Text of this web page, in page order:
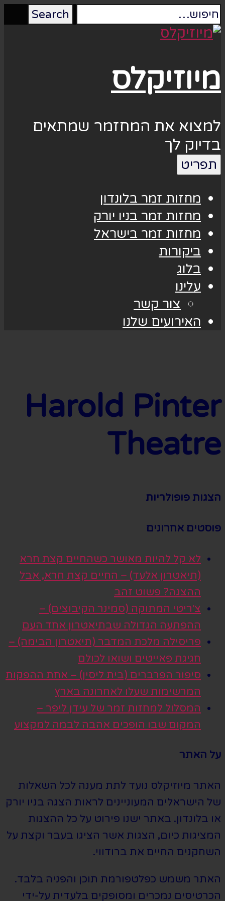
מיוזיקלס
למצוא את המחזמר שמתאים
בדיוק לך
תפריט
מחזות זמר בלונדון
מחזות זמר בניו יורק
מחזות זמר בישראל
ביקורות
בלוג
עלינו
צור קשר
האירועים שלנו
Harold Pinter
Theatre
הצגות פופולריות
פוסטים אחרונים
לא קל להיות מאושר כשהחיים קצת חרא
(תיאטרון אלעד) – החיים קצת חרא, אבל
ההצגה? פשוט זהב
צ׳ריטי המתוקה (סמינר הקיבוצים) –
ההפתעה הגדולה שבתיאטרון אחד העם
פריסילה מלכת המדבר (תיאטרון הבימה) –
חגיגת פאייטים ושואו לכולם
סיפור הפרברים (בית ליסין) – אחת ההפקות
המרשימות שעלו לאחרונה בארץ
המסלול למחזות זמר של עידן ליפר –
המקום שבו הופכים אהבה לבמה למקצוע
על האתר
האתר מיוזיקלס נועד לתת מענה לכל השאלות
של הישראלים המעוניינים לראות הצגה בניו יורק
או בלונדון. באתר ישנו פירוט על כל ההצגות
המציגות כיום, הצגות אשר הציגו בעבר וקצת על
השחקנים החיים את ברודווי.
האתר משמש כפלטפורמת תוכן והפניה בלבד.
הכרטיסים נמכרים ומסופקים בלעדית על-ידי